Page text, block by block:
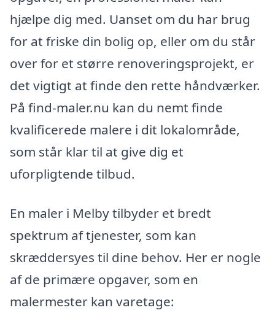
hjælpe dig med. Uanset om du har brug
for at friske din bolig op, eller om du står
over for et større renoveringsprojekt, er
det vigtigt at finde den rette håndværker.
På find-maler.nu kan du nemt finde
kvalificerede malere i dit lokalområde,
som står klar til at give dig et
uforpligtende tilbud.
En maler i Melby tilbyder et bredt
spektrum af tjenester, som kan
skræddersyes til dine behov. Her er nogle
af de primære opgaver, som en
malermester kan varetage: